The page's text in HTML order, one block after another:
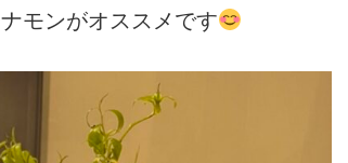
モンがオススメです